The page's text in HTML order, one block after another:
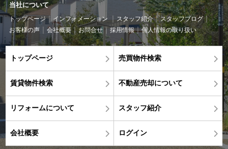
当社について
トップページ インフォメーション スタッフ紹介
スタッフブログ
お客様の声
会社概要 お問合せ 採用情報 個人情報の取り扱い
トップページ 売買物件検索
賃貸物件検索 不動産売却について
リフォームについて スタッフ紹介
会社概要 ログイン